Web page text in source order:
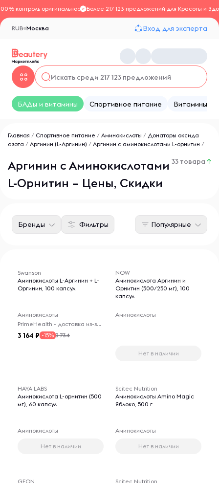
контроль оригинальностиБолее 217 123 предложений для Красоты и
Москва
RUB Вход для эксперта
БАДы и витамины Спортивное питание Витамины
Главная / Спортивное питание / Аминокислоты / Донаторы оксида
азота / Аргинин (L-Аргинин) / Аргинин с аминокислотами L-орнитин /
Аргинин с Аминокислотами
L-Орнитин – Цены, Скидки
33 товара ↑
Фильтры
Бренды Популярные
Swanson
Аминокислоты L-Аргинин + L-
Оргинин, 100 капсул
Аминокислоты
PrimeHealth - доставка из-за рубежа
3 164 -15% 3 734
NOW
Аминокислота Аргинин и
Орнитин (500/250 мг), 100
капсул
Аминокислоты
Нет в наличии
HAYA LABS
Аминокислота L-орнитин (500
мг), 60 капсул
Аминокислоты
Нет в наличии
Scitec Nutrition
Аминокислоты Amino Magic
Яблоко, 500 г
Аминокислоты
Нет в наличии
GEON
Scitec Nutrition